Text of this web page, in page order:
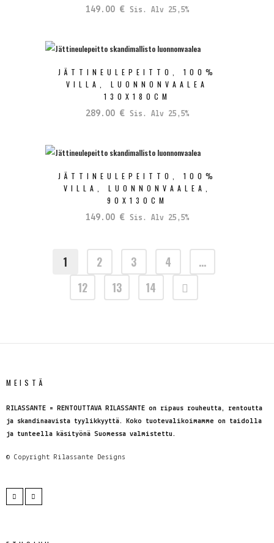
149.00 € Sis. Alv 25,5%
JÄTTINEULEPEITTO, 100%
VILLA, LUONNONVAALEA
130X180CM
289.00 € Sis. Alv 25,5%
JÄTTINEULEPEITTO, 100%
VILLA, LUONNONVAALEA,
90X130CM
149.00 € Sis. Alv 25,5%
1 2 3 4
…
12
13 14
MEISTÄ
RILASSANTE = RENTOUTTAVA RILASSANTE on ripaus rouheutta, rentoutta
ja skandinaavista tyylikkyyttä. Koko tuotevalikoimamme on taidolla
ja tunteella käsityönä Suomessa valmistettu.
© Copyright Rilassante Designs